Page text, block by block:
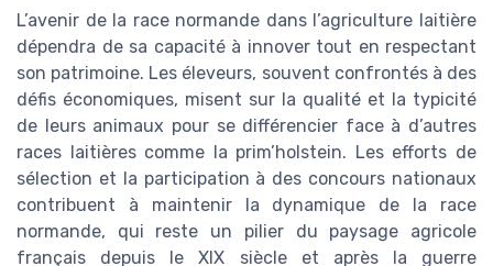
L’avenir de la race normande dans l’agriculture laitière
dépendra de sa capacité à innover tout en respectant
son patrimoine. Les éleveurs, souvent confrontés à des
défis économiques, misent sur la qualité et la typicité
de leurs animaux pour se différencier face à d’autres
races laitières comme la prim’holstein. Les efforts de
sélection et la participation à des concours nationaux
contribuent à maintenir la dynamique de la race
normande, qui reste un pilier du paysage agricole
français depuis le XIX siècle et après la guerre